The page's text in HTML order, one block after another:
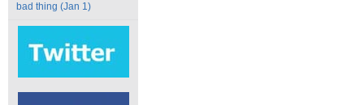
bad thing (Jan 1)